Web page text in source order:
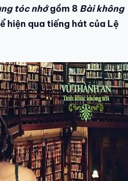
tóc nhớgồm 8 Bài không
hiện qua tiếng hát của Lệ